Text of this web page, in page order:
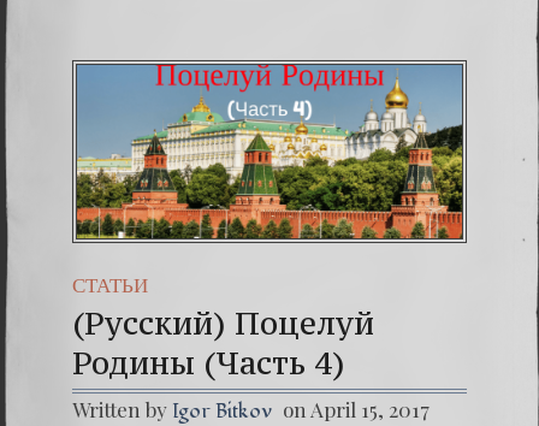
СТАТЬИ
(Русский) Поцелуй
Родины (Часть 4)
Written by Igor Bitkov on April 15, 2017